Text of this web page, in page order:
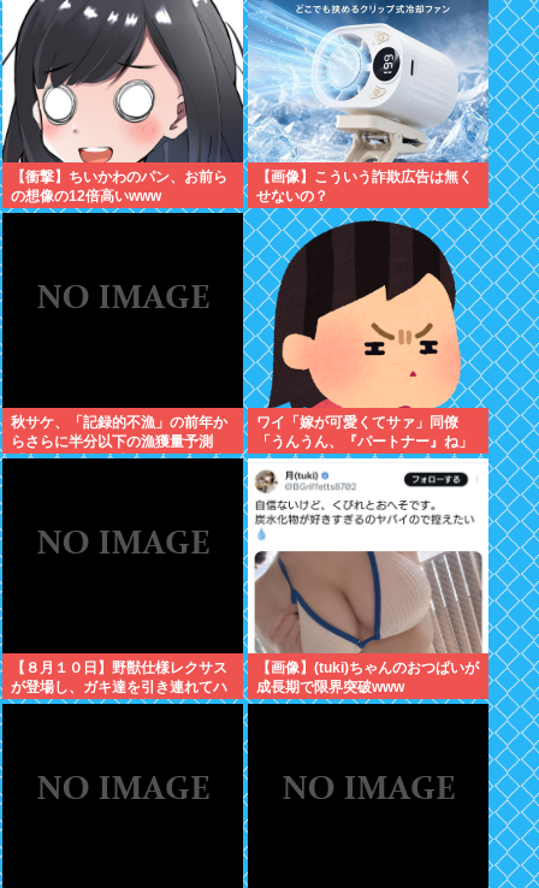
【衝撃】ちいかわのパン、お前ら
の想像の12倍高いwww
【画像】こういう詐欺広告は無く
せないの？
秋サケ、「記録的不漁」の前年か
らさらに半分以下の漁獲量予測
「なぜこれほど減ったのか、日本
ワイ「嫁が可愛くてサァ」同僚
「うんうん、『パートナー』ね」
【８月１０日】野獣仕様レクサス
が登場し、ガキ達を引き連れてハ
ーメルンの笛吹き状態となる （※
【画像】(tuki)ちゃんのおつぱいが
成長期で限界突破www